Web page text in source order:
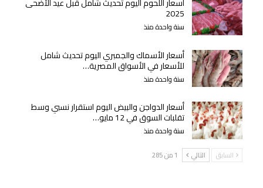
2025
سنة واحدة منذ
أسعار الأسماك والجمبري اليوم تحديث شامل
للأسعار في الأسواق المصرية…
سنة واحدة منذ
أسعار الدواجن والبيض اليوم استقرار نسبي وسط
تقلبات السوق في 12 مايو…
سنة واحدة منذ
السابق التالي 1 من 285